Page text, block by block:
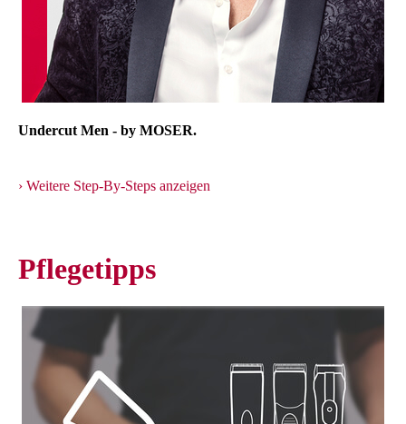
Undercut Men - by MOSER.
Weitere Step-By-Steps anzeigen
Pflegetipps